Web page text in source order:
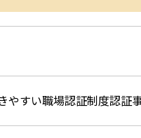
すい職場認証制度認証事